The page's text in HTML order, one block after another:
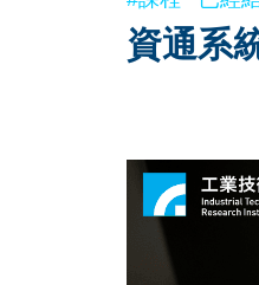
資通系